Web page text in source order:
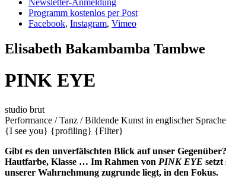
Newsletter-Anmeldung
Programm kostenlos per Post
Facebook, Instagram, Vimeo
Elisabeth Bakambamba Tambwe
PINK EYE
studio brut
Performance / Tanz / Bildende Kunst in englischer Sprache
{I see you} {profiling} {Filter}
Gibt es den unverfälschten Blick auf unser
Hautfarbe, Klasse … Im Rahmen von PINK EYE
unserer Wahrnehmung zugrunde liegt, in den Fokus.